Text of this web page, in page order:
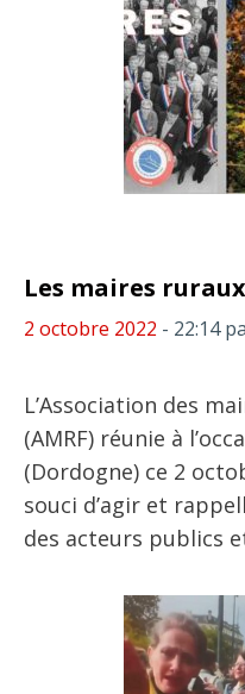
Les maires
2 octobre 2022 - 22:14
L’Association des
(AMRF) réunie à
(Dordogne) ce 2
souci d’agir et
des acteurs publics